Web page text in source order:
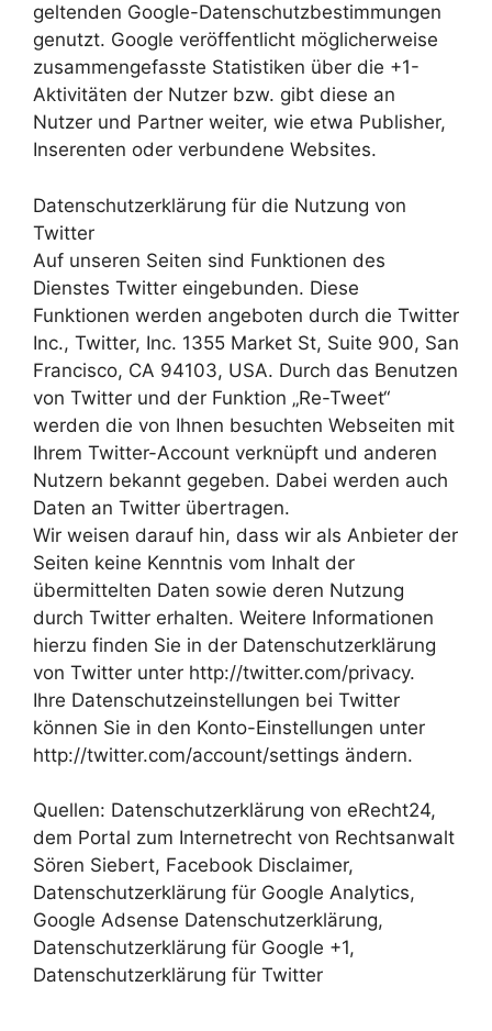
geltenden Google-Datenschutzbestimmungen
genutzt. Google veröffentlicht möglicherweise
zusammengefasste Statistiken über die +1-
Aktivitäten der Nutzer bzw. gibt diese an
Nutzer und Partner weiter, wie etwa Publisher,
Inserenten oder verbundene Websites.
Datenschutzerklärung für die Nutzung von
Twitter
Auf unseren Seiten sind Funktionen des
Dienstes Twitter eingebunden. Diese
Funktionen werden angeboten durch die Twitter
Inc., Twitter, Inc. 1355 Market St, Suite 900, San
Francisco, CA 94103, USA. Durch das Benutzen
von Twitter und der Funktion „Re-Tweet“
werden die von Ihnen besuchten Webseiten mit
Ihrem Twitter-Account verknüpft und anderen
Nutzern bekannt gegeben. Dabei werden auch
Daten an Twitter übertragen.
Wir weisen darauf hin, dass wir als Anbieter der
Seiten keine Kenntnis vom Inhalt der
übermittelten Daten sowie deren Nutzung
durch Twitter erhalten. Weitere Informationen
hierzu finden Sie in der Datenschutzerklärung
von Twitter unter http://twitter.com/privacy.
Ihre Datenschutzeinstellungen bei Twitter
können Sie in den Konto-Einstellungen unter
http://twitter.com/account/settings ändern.
Quellen: Datenschutzerklärung von eRecht24,
dem Portal zum Internetrecht von Rechtsanwalt
Sören Siebert, Facebook Disclaimer,
Datenschutzerklärung für Google Analytics,
Google Adsense Datenschutzerklärung,
Datenschutzerklärung für Google +1,
Datenschutzerklärung für Twitter